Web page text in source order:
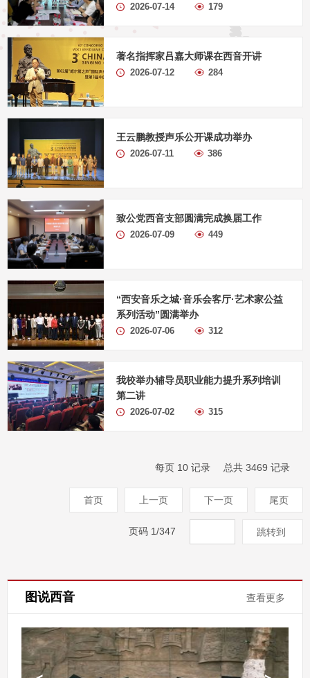
2026-07-14 179
著名指挥家吕嘉大师课在西音开讲
2026-07-12 284
王云鹏教授声乐公开课成功举办
2026-07-11 386
致公党西音支部圆满完成换届工作
2026-07-09 449
“西安音乐之城·音乐会客厅·艺术家公益
系列活动”圆满举办
2026-07-06 312
我校举办辅导员职业能力提升系列培训
第二讲
2026-07-02 315
每页 10 记录 总共 3469 记录
首页 上一页 下一页 尾页
页码 1/347 跳转到
图说西音 查看更多